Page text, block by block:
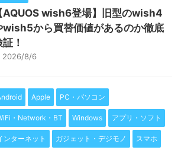
AQUOS wish6登場】旧型のwish4
wish5から買替価値があるのか徹底
！
2026/8/6
Apple PC・パソコン
・Network・BT Windows アプリ・ソフト
ンターネット ガジェット・デジモノ スマホ